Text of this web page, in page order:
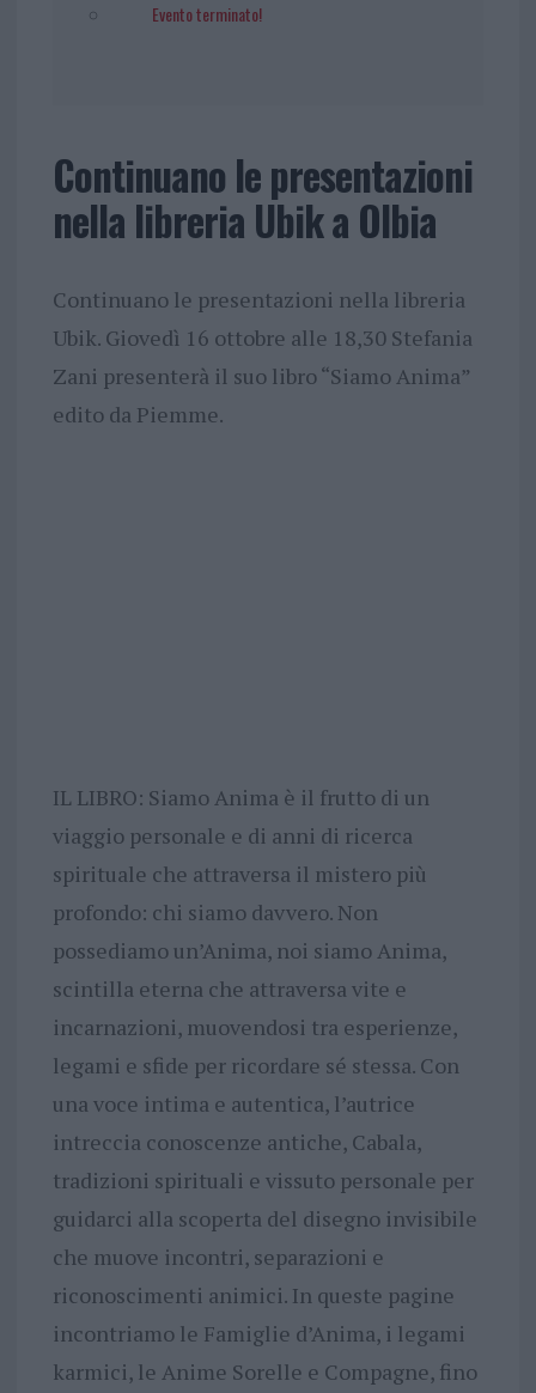
Evento terminato!
Continuano le presentazioni
nella libreria Ubik a Olbia
Continuano le presentazioni nella libreria
Ubik. Giovedì 16 ottobre alle 18,30 Stefania
Zani presenterà il suo libro “Siamo Anima”
edito da Piemme.
IL LIBRO: Siamo Anima è il frutto di un
viaggio personale e di anni di ricerca
spirituale che attraversa il mistero più
profondo: chi siamo davvero. Non
possediamo un’Anima, noi siamo Anima,
scintilla eterna che attraversa vite e
incarnazioni, muovendosi tra esperienze,
legami e sfide per ricordare sé stessa. Con
una voce intima e autentica, l’autrice
intreccia conoscenze antiche, Cabala,
tradizioni spirituali e vissuto personale per
guidarci alla scoperta del disegno invisibile
che muove incontri, separazioni e
riconoscimenti animici. In queste pagine
incontriamo le Famiglie d’Anima, i legami
karmici, le Anime Sorelle e Compagne, fino